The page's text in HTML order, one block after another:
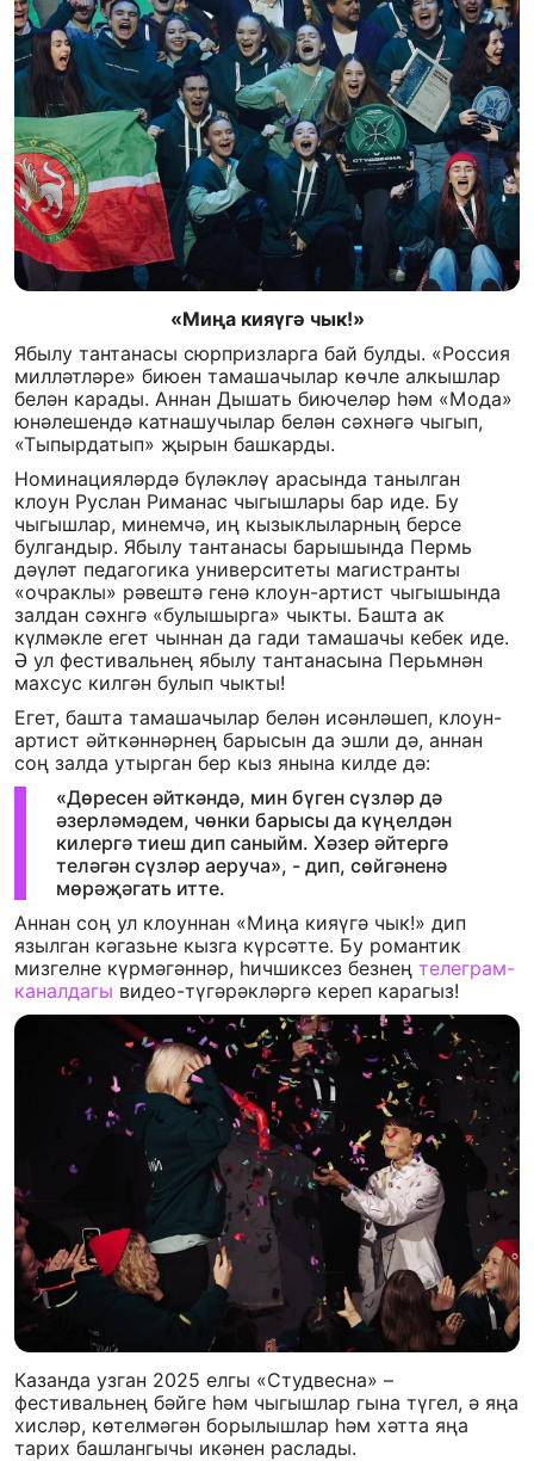
«Миңа кияүгә чык!»
Ябылу тантанасы сюрпризларга бай булды. «Россия
милләтләре» биюен тамашачылар көчле алкышлар
белән карады. Аннан Дышать биючеләр һәм «Мода»
юнәлешендә катнашучылар белән сәхнәгә чыгып,
«Тыпырдатып» җырын башкарды.
Номинацияләрдә бүләкләү арасында танылган
клоун Руслан Риманас чыгышлары бар иде. Бу
чыгышлар, минемчә, иң кызыклыларның берсе
булгандыр. Ябылу тантанасы барышында Пермь
дәүләт педагогика университеты магистранты
«очраклы» рәвештә генә клоун-артист чыгышында
залдан сәхнгә «булышырга» чыкты. Башта ак
күлмәкле егет чыннан да гади тамашачы кебек иде.
Ә ул фестивальнең ябылу тантанасына Перьмнән
махсус килгән булып чыкты!
Егет, башта тамашачылар белән исәнләшеп, клоун-
артист әйткәннәрнең барысын да эшли дә, аннан
соң залда утырган бер кыз янына килде дә:
«Дөресен әйткәндә, мин бүген сүзләр дә
әзерләмәдем, чөнки барысы да күңелдән
килергә тиеш дип саныйм. Хәзер әйтергә
теләгән сүзләр аеруча», - дип, сөйгәненә
мөрәҗәгать итте.
Аннан соң ул клоуннан «Миңа кияүгә чык!» дип
язылган кәгазьне кызга күрсәтте. Бу романтик
мизгелне күрмәгәннәр, һичшиксез безнең телеграм-
каналдагы видео-түгәрәкләргә кереп карагыз!
Казанда узган 2025 елгы «Студвесна» –
фестивальнең бәйге һәм чыгышлар гына түгел, ә яңа
хисләр, көтелмәгән борылышлар һәм хәтта яңа
тарих башлангычы икәнен раслады.